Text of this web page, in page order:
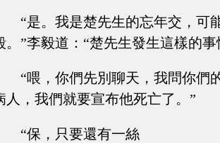
“是。我是楚先生的忘年交，可
。”李毅道：“楚先生發生這樣的
“喂，你們先別聊天，我問你們
人，我們就要宣布他死亡了。”
“保，只要還有一絲